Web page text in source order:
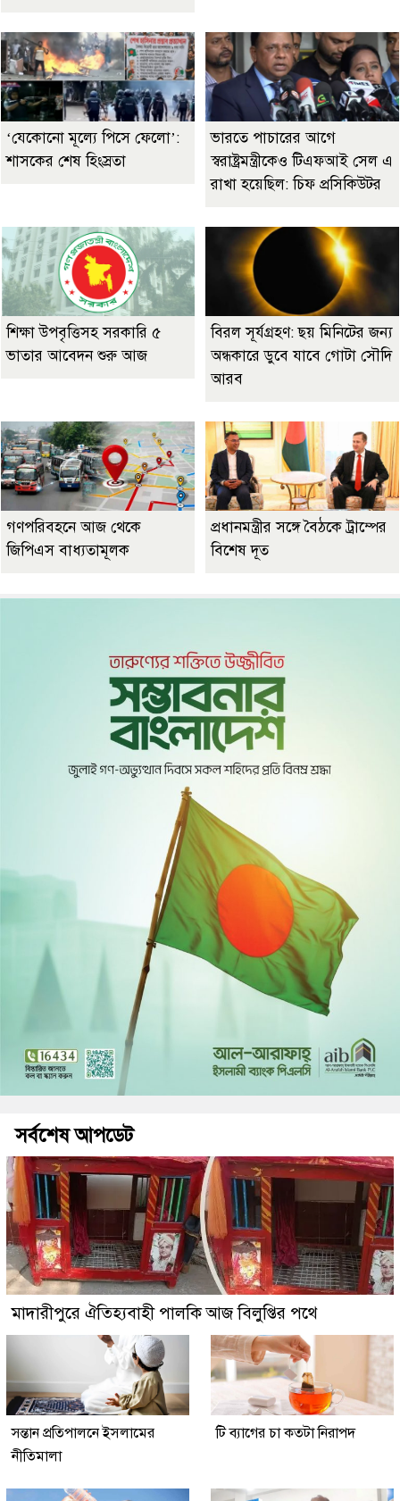
‘যেকোনো মূল্যে পিসে ফেলো’:
শাসকের শেষ হিংস্রতা
ভারতে পাচারের আগে
স্বরাষ্ট্রমন্ত্রীকেও টিএফআই সেল এ
রাখা হয়েছিল: চিফ প্রসিকিউটর
শিক্ষা উপবৃত্তিসহ সরকারি ৫
ভাতার আবেদন শুরু আজ
বিরল সূর্যগ্রহণ: ছয় মিনিটের জন্য
অন্ধকারে ডুবে যাবে গোটা সৌদি
আরব
গণপরিবহনে আজ থেকে
জিপিএস বাধ্যতামূলক
প্রধানমন্ত্রীর সঙ্গে বৈঠকে ট্রাম্পের
বিশেষ দূত
সর্বশেষ আপডেট
মাদারীপুরে ঐতিহ্যবাহী পালকি আজ বিলুপ্তির পথে
সন্তান প্রতিপালনে ইসলামের
নীতিমালা
টি ব্যাগের চা কতটা নিরাপদ